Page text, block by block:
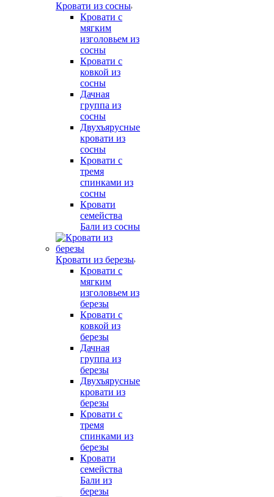
Кровати из сосны
Кровати с
мягким
изголовьем из
сосны
Кровати с
ковкой из
сосны
Дачная
группа из
сосны
Двухъярусные
кровати из
сосны
Кровати с
тремя
спинками из
сосны
Кровати
семейства
Бали из сосны
Кровати из березы
Кровати с
мягким
изголовьем из
березы
Кровати с
ковкой из
березы
Дачная
группа из
березы
Двухъярусные
кровати из
березы
Кровати с
тремя
спинками из
березы
Кровати
семейства
Бали из
березы